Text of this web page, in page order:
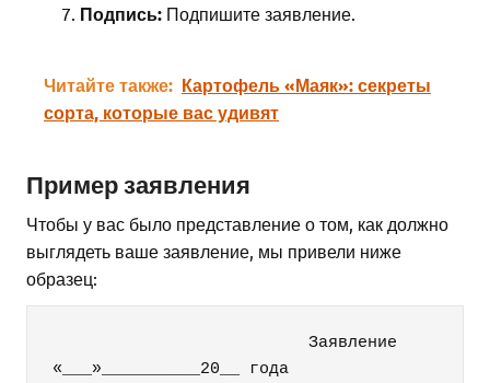
Подпись: Подпишите заявление.
Читайте также: Картофель «Маяк»: секреты
сорта, которые вас удивят
Пример заявления
Чтобы у вас было представление о том, как должно
выглядеть ваше заявление, мы привели ниже
образец:
                          Заявление
«___»__________20__ года